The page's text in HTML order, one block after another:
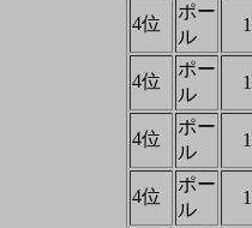
4位
ポー
ル
4位
ポー
ル
4位
ポー
ル
4位
ポー
ル